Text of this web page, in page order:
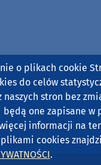
FM
o plikach cookie
do celów
naszych stron bez
będą one zapisane w
informacji na
cookies
.